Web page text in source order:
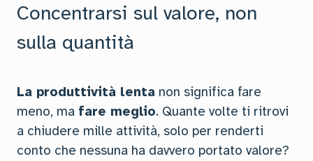
Concentrarsi sul valore, non
sulla quantità
La produttività lenta non significa fare
meno, ma fare meglio. Quante volte ti ritrovi
a chiudere mille attività, solo per renderti
conto che nessuna ha davvero portato valore?